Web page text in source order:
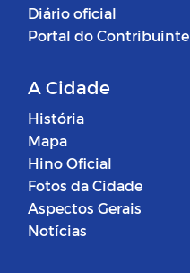
Diário oficial
Portal do Contribuinte
A Cidade
História
Mapa
Hino Oficial
Fotos da Cidade
Aspectos Gerais
Notícias